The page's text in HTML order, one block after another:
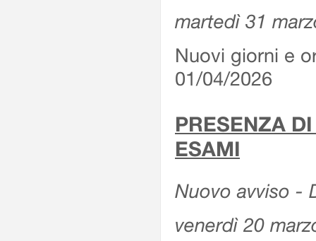
martedì 31
Nuovi giorni e
01/04/2026
PRESENZA
ESAMI
Nuovo avviso -
venerdì 20